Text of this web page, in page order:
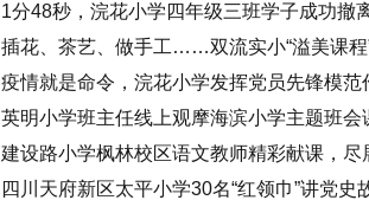
1分48秒，浣花小学四年级三班学子成功撤
插花、茶艺、做手工……双流实小“溢美课程
疫情就是命令，浣花小学发挥党员先锋模范
英明小学班主任线上观摩海滨小学主题班会
建设路小学枫林校区语文教师精彩献课，尽
四川天府新区太平小学30名“红领巾”讲党史